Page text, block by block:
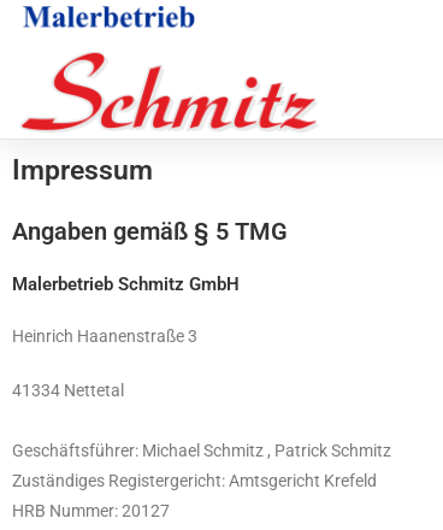
Impressum
Angaben gemäß § 5 TMG
Malerbetrieb Schmitz GmbH
Heinrich Haanenstraße 3
41334 Nettetal
Geschäftsführer: Michael Schmitz , Patrick Schmitz
Zuständiges Registergericht: Amtsgericht Krefeld
HRB Nummer: 20127